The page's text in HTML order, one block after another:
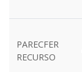
PARECFER
RECURSO